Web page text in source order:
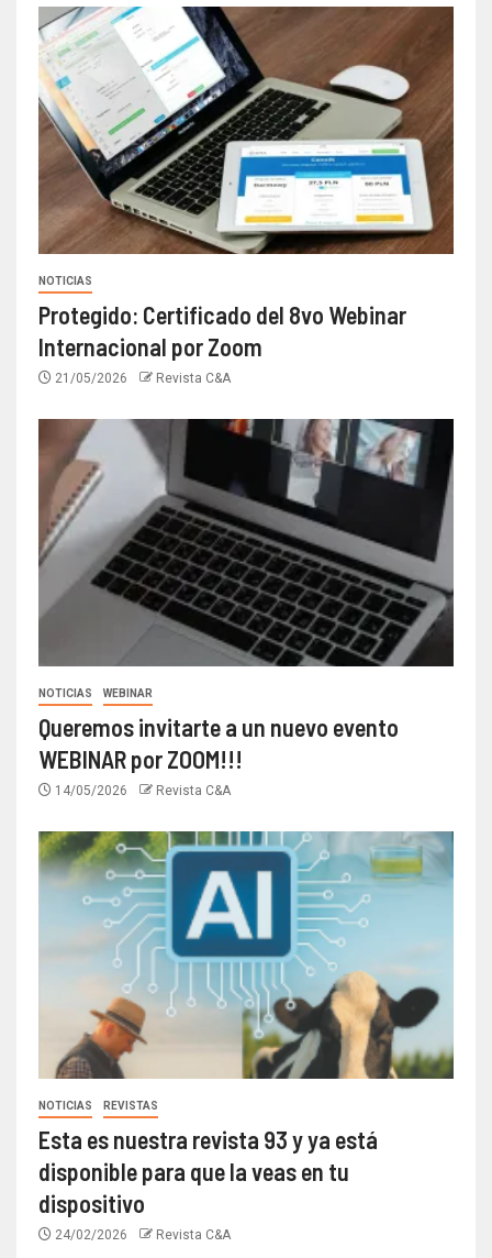
NOTICIAS
Protegido: Certificado del 8vo Webinar
Internacional por Zoom
21/05/2026 Revista C&A
NOTICIAS WEBINAR
Queremos invitarte a un nuevo evento
WEBINAR por ZOOM!!!
14/05/2026 Revista C&A
NOTICIAS REVISTAS
Esta es nuestra revista 93 y ya está
disponible para que la veas en tu
dispositivo
24/02/2026 Revista C&A